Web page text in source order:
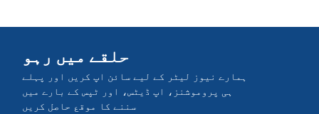
حلقے میں رہو
ہمارے نیوز لیٹر کے لیے سائن اپ کریں اور پہلے
ہی پروموشنز، اپ ڈیٹس، اور ٹپس کے بارے میں
سننے کا موقع حاصل کریں